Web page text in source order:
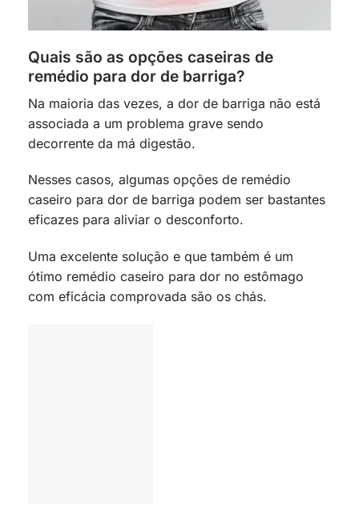
Quais são as opções caseiras de
remédio para dor de barriga?
Na maioria das vezes, a dor de barriga não está
associada a um problema grave sendo
decorrente da má digestão.
Nesses casos, algumas opções de remédio
caseiro para dor de barriga podem ser bastantes
eficazes para aliviar o desconforto.
Uma excelente solução e que também é um
ótimo remédio caseiro para dor no estômago
com eficácia comprovada são os chás.